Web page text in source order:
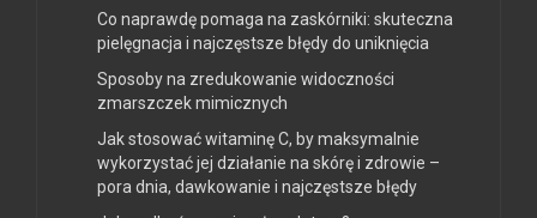
Co naprawdę pomaga na zaskórniki: skuteczna
pielęgnacja i najczęstsze błędy do uniknięcia
Sposoby na zredukowanie widoczności
zmarszczek mimicznych
Jak stosować witaminę C, by maksymalnie
wykorzystać jej działanie na skórę i zdrowie –
pora dnia, dawkowanie i najczęstsze błędy